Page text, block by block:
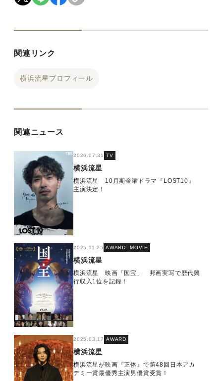
関連リンク
横浜流星プロフィール
関連ニュース
2026.07.31 TV
横浜流星
横浜流星 10月期金曜ドラマ『LOST10』
主演決定！
2025.11.25 AWARD MOVIE
横浜流星
横浜流星 映画「国宝」 邦画実写で歴代興
行収入1位を記録！
2025.03.17 AWARD
横浜流星
横浜流星が映画『正体』で第48回日本アカ
デミー賞最優秀主演男優賞受賞！